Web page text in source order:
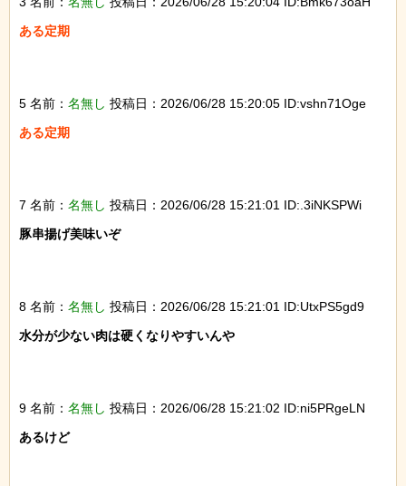
ある定期
5 名前： 名無し 投稿日：2026/06/28 15:20:05 ID:vshn71Oge
ある定期
7 名前： 名無し 投稿日：2026/06/28 15:21:01 ID:.3iNKSPWi
豚串揚げ美味いぞ
8 名前： 名無し 投稿日：2026/06/28 15:21:01 ID:UtxPS5gd9
水分が少ない肉は硬くなりやすいんや
9 名前： 名無し 投稿日：2026/06/28 15:21:02 ID:ni5PRgeLN
あるけど